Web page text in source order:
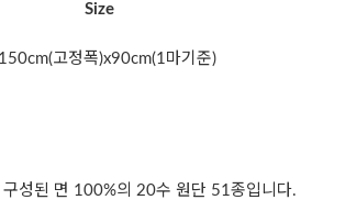
Size
고정폭)x90cm(1마기준)
구성된 면 100%의 20수 원단 51종입니다.